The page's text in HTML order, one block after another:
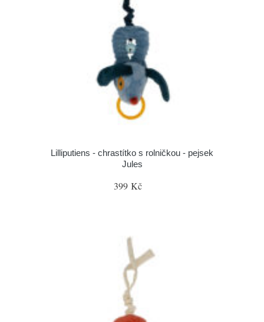
Lilliputiens - chrastítko s rolničkou - pejsek
Jules
399 Kč